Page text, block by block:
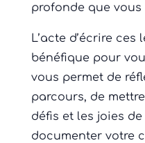
profonde que vous
L’acte d’écrire
bénéfique pour
vous permet de
parcours, de
défis et les joies
documenter votre